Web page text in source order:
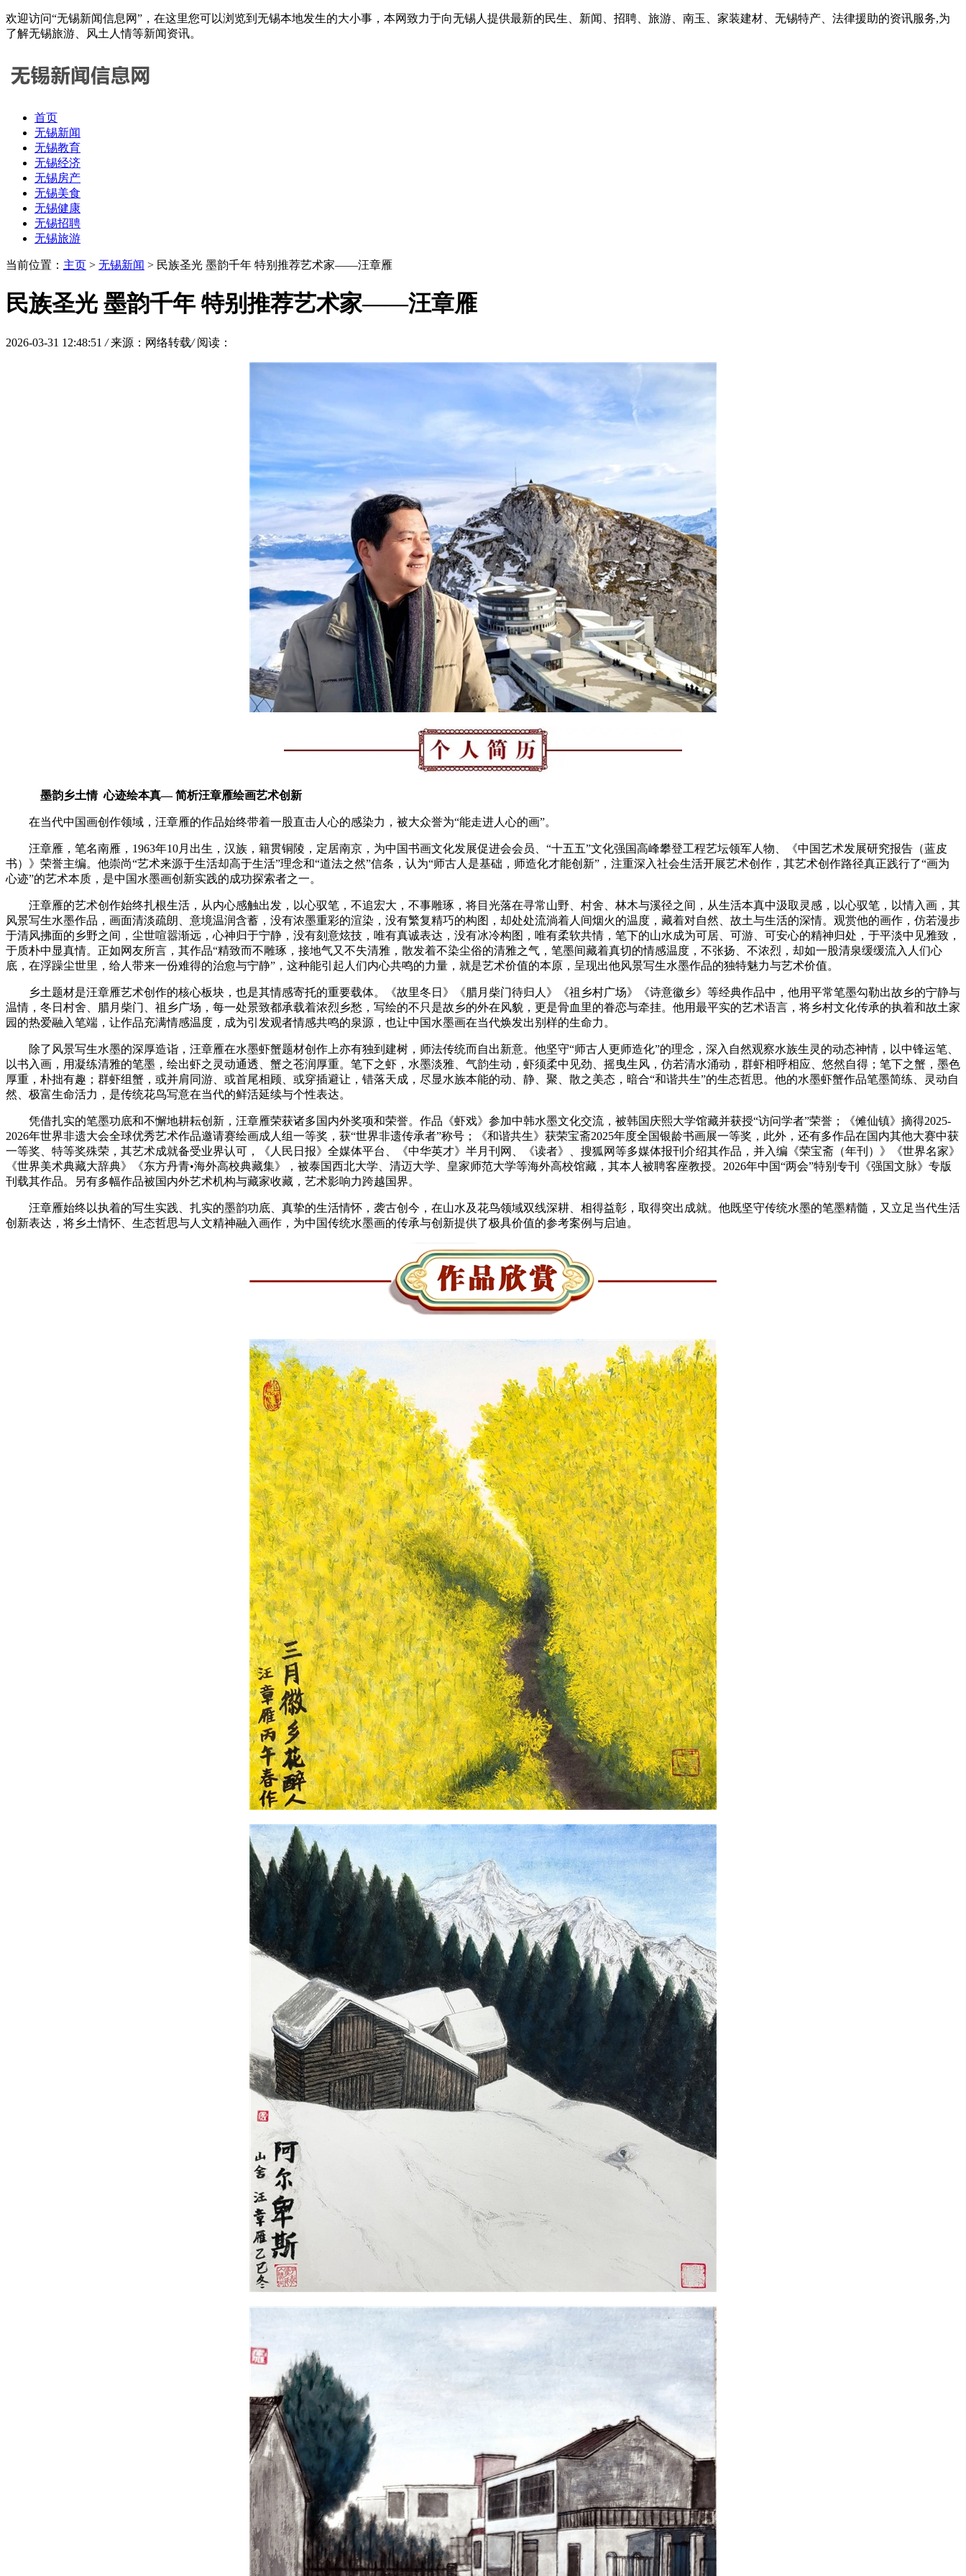
欢迎访问“无锡新闻信息网”，在这里您可以浏览到无锡本地发生的大小事，本网致力于向无锡人提供最新的民生、新闻、招聘、旅游、南玉、家装建材、无锡特产、法律援助的资讯服务,为
了解无锡旅游、风土人情等新闻资讯。
首页
无锡新闻
无锡教育
无锡经济
无锡房产
无锡美食
无锡健康
无锡招聘
无锡旅游
当前位置： 主页 > 无锡新闻 > 民族圣光 墨韵千年 特别推荐艺术家——汪章雁
民族圣光 墨韵千年 特别推荐艺术家——汪章雁
2026-03-31 12:48:51 / 来源：网络转载/ 阅读：
墨韵乡土情 心迹绘本真— 简析汪章雁绘画艺术创新
在当代中国画创作领域，汪章雁的作品始终带着一股直击人心的感染力，被大众誉为“能走进人心的画”。
汪章雁，笔名南雁，1963年10月出生，汉族，籍贯铜陵，定居南京，为中国书画文化发展促进会会员、“十五五”文化强国高峰攀登工程艺坛领军人物、《中国艺术发展研究报告（蓝皮
书）》荣誉主编。他崇尚“艺术来源于生活却高于生活”理念和“道法之然”信条，认为“师古人是基础，师造化才能创新”，注重深入社会生活开展艺术创作，其艺术创作路径真正践行了“画为
心迹”的艺术本质，是中国水墨画创新实践的成功探索者之一。
汪章雁的艺术创作始终扎根生活，从内心感触出发，以心驭笔，不追宏大，不事雕琢，将目光落在寻常山野、村舍、林木与溪径之间，从生活本真中汲取灵感，以心驭笔，以情入画，其
风景写生水墨作品，画面清淡疏朗、意境温润含蓄，没有浓墨重彩的渲染，没有繁复精巧的构图，却处处流淌着人间烟火的温度，藏着对自然、故土与生活的深情。观赏他的画作，仿若漫步
于清风拂面的乡野之间，尘世喧嚣渐远，心神归于宁静，没有刻意炫技，唯有真诚表达，没有冰冷构图，唯有柔软共情，笔下的山水成为可居、可游、可安心的精神归处，于平淡中见雅致，
于质朴中显真情。正如网友所言，其作品“精致而不雕琢，接地气又不失清雅，散发着不染尘俗的清雅之气，笔墨间藏着真切的情感温度，不张扬、不浓烈，却如一股清泉缓缓流入人们心
底，在浮躁尘世里，给人带来一份难得的治愈与宁静”，这种能引起人们内心共鸣的力量，就是艺术价值的本原，呈现出他风景写生水墨作品的独特魅力与艺术价值。
乡土题材是汪章雁艺术创作的核心板块，也是其情感寄托的重要载体。《故里冬日》《腊月柴门待归人》《祖乡村广场》《诗意徽乡》等经典作品中，他用平常笔墨勾勒出故乡的宁静与
温情，冬日村舍、腊月柴门、祖乡广场，每一处景致都承载着浓烈乡愁，写绘的不只是故乡的外在风貌，更是骨血里的眷恋与牵挂。他用最平实的艺术语言，将乡村文化传承的执着和故土家
园的热爱融入笔端，让作品充满情感温度，成为引发观者情感共鸣的泉源，也让中国水墨画在当代焕发出别样的生命力。
除了风景写生水墨的深厚造诣，汪章雁在水墨虾蟹题材创作上亦有独到建树，师法传统而自出新意。他坚守“师古人更师造化”的理念，深入自然观察水族生灵的动态神情，以中锋运笔、
以书入画，用凝练清雅的笔墨，绘出虾之灵动通透、蟹之苍润厚重。笔下之虾，水墨淡雅、气韵生动，虾须柔中见劲、摇曳生风，仿若清水涌动，群虾相呼相应、悠然自得；笔下之蟹，墨色
厚重，朴拙有趣；群虾组蟹，或并肩同游、或首尾相顾、或穿插避让，错落天成，尽显水族本能的动、静、聚、散之美态，暗合“和谐共生”的生态哲思。他的水墨虾蟹作品笔墨简练、灵动自
然、极富生命活力，是传统花鸟写意在当代的鲜活延续与个性表达。
凭借扎实的笔墨功底和不懈地耕耘创新，汪章雁荣获诸多国内外奖项和荣誉。作品《虾戏》参加中韩水墨文化交流，被韩国庆熙大学馆藏并获授“访问学者”荣誉；《傩仙镇》摘得2025-
2026年世界非遗大会全球优秀艺术作品邀请赛绘画成人组一等奖，获“世界非遗传承者”称号；《和谐共生》获荣宝斋2025年度全国银龄书画展一等奖，此外，还有多作品在国内其他大赛中获
一等奖、特等奖殊荣，其艺术成就备受业界认可，《人民日报》全媒体平台、《中华英才》半月刊网、《读者》、搜狐网等多媒体报刊介绍其作品，并入编《荣宝斋（年刊）》《世界名家》
《世界美术典藏大辞典》《东方丹青•海外高校典藏集》，被泰国西北大学、清迈大学、皇家师范大学等海外高校馆藏，其本人被聘客座教授。2026年中国“两会”特别专刊《强国文脉》专版
刊载其作品。另有多幅作品被国内外艺术机构与藏家收藏，艺术影响力跨越国界。
汪章雁始终以执着的写生实践、扎实的墨韵功底、真挚的生活情怀，袭古创今，在山水及花鸟领域双线深耕、相得益彰，取得突出成就。他既坚守传统水墨的笔墨精髓，又立足当代生活
创新表达，将乡土情怀、生态哲思与人文精神融入画作，为中国传统水墨画的传承与创新提供了极具价值的参考案例与启迪。